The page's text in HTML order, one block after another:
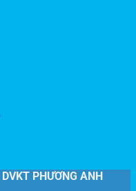
PHƯƠNG ANH